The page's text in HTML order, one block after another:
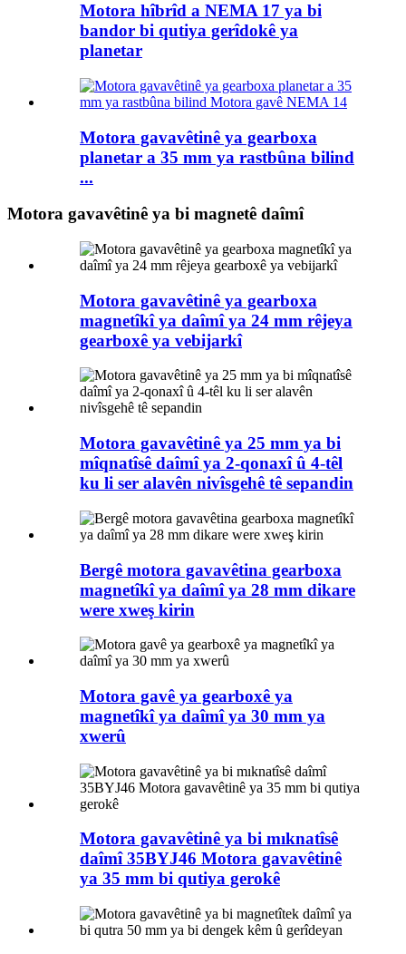
Motora hîbrîd a NEMA 17 ya bi
bandor bi qutiya gerîdokê ya
planetar
Motora gavavêtinê ya gearboxa
planetar a 35 mm ya rastbûna bilind
...
Motora gavavêtinê ya bi magnetê daîmî
Motora gavavêtinê ya gearboxa
magnetîkî ya daîmî ya 24 mm rêjeya
gearboxê ya vebijarkî
Motora gavavêtinê ya 25 mm ya bi
mîqnatîsê daîmî ya 2-qonaxî û 4-têl
ku li ser alavên nivîsgehê tê sepandin
Bergê motora gavavêtina gearboxa
magnetîkî ya daîmî ya 28 mm dikare
were xweş kirin
Motora gavê ya gearboxê ya
magnetîkî ya daîmî ya 30 mm ya
xwerû
Motora gavavêtinê ya bi mıknatîsê
daîmî 35BYJ46 Motora gavavêtinê
ya 35 mm bi qutiya gerokê